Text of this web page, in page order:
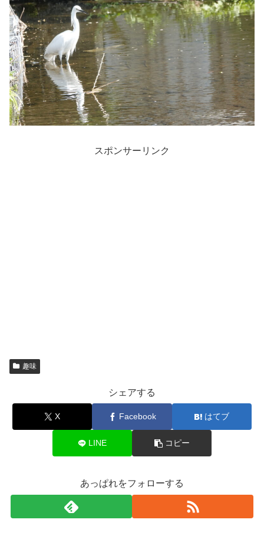
スポンサーリンク
趣味
シェアする
X Facebook はてブ
LINE コピー
あっぱれをフォローする